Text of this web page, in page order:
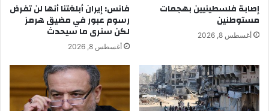
إصابة فلسطينيين بهجمات
مستوطنين
أغسطس 8, 2026
فانس: إيران أبلغتنا أنها لن تفرض
رسوم عبور في مضيق هرمز
لكن سنرى ما سيحدث
أغسطس 8, 2026